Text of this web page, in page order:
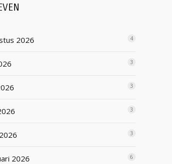
2026 4
3
3
3
3
2026 6